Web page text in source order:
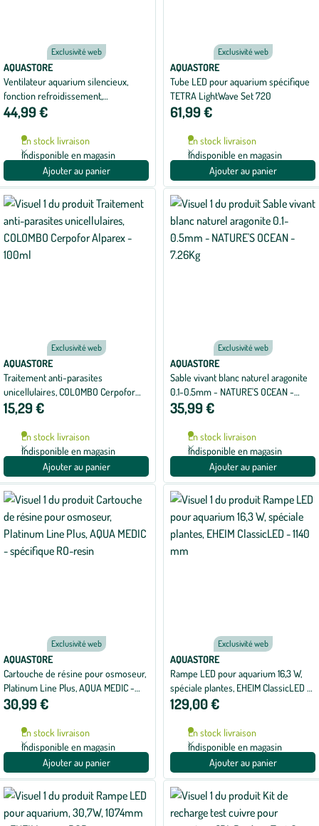
Exclusivité web
AQUASTORE
Ventilateur aquarium silencieux,
fonction refroidissement,
BLUEMARINE, modèle 200 - 200L
44,99 €
En stock livraison
Indisponible en magasin
Ajouter au panier
Exclusivité web
AQUASTORE
Tube LED pour aquarium spécifique
TETRA LightWave Set 720
61,99 €
En stock livraison
Indisponible en magasin
Ajouter au panier
Exclusivité web
AQUASTORE
Traitement anti-parasites
unicellulaires, COLOMBO Cerpofor
Alparex - 100ml
15,29 €
En stock livraison
Indisponible en magasin
Ajouter au panier
Exclusivité web
AQUASTORE
Sable vivant blanc naturel aragonite
0.1-0.5mm - NATURE'S OCEAN -
7.26Kg
35,99 €
En stock livraison
Indisponible en magasin
Ajouter au panier
Exclusivité web
AQUASTORE
Cartouche de résine pour osmoseur,
Platinum Line Plus, AQUA MEDIC -
spécifique RO-resin
30,99 €
En stock livraison
Indisponible en magasin
Ajouter au panier
Exclusivité web
AQUASTORE
Rampe LED pour aquarium 16,3 W,
spéciale plantes, EHEIM ClassicLED -
1140 mm
129,00 €
En stock livraison
Indisponible en magasin
Ajouter au panier